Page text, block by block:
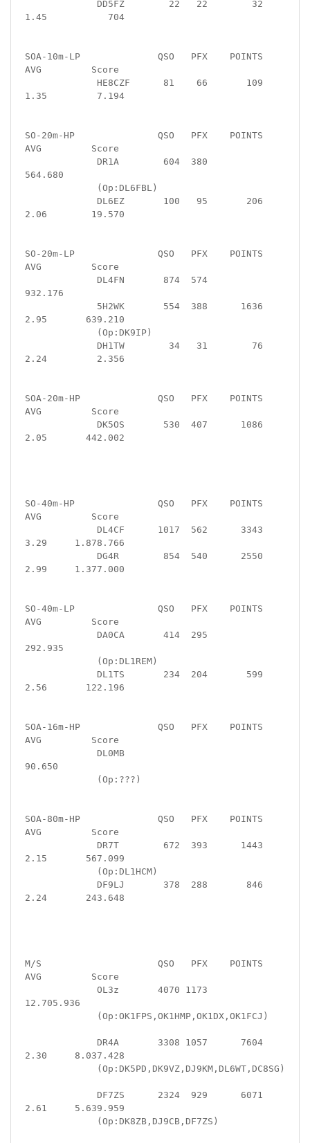
1.45           704
SOA-10m-LP              QSO   PFX    POINTS
AVG         Score
1.35         7.194
SO-20m-HP               QSO   PFX    POINTS
AVG         Score
564.680
2.06        19.570
SO-20m-LP               QSO   PFX    POINTS
AVG         Score
932.176
2.95       639.210
2.24         2.356
SOA-20m-HP              QSO   PFX    POINTS
AVG         Score
2.05       442.002
SO-40m-HP               QSO   PFX    POINTS
AVG         Score
3.29     1.878.766
2.99     1.377.000
SO-40m-LP               QSO   PFX    POINTS
AVG         Score
292.935
2.56       122.196
SOA-16m-HP              QSO   PFX    POINTS
AVG         Score
90.650
SOA-80m-HP              QSO   PFX    POINTS
AVG         Score
2.15       567.099
2.24       243.648
M/S                     QSO   PFX    POINTS
AVG         Score
12.705.936
2.30     8.037.428
2.61     5.639.959